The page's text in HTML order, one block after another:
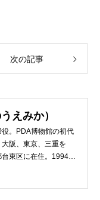
次の記事
えみか）
。PDA博物館の初代
阪、東京、三重を
東区に在住。1994年
をきかっけに、フリ